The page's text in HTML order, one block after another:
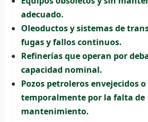
adecuado.
Oleoductos y sistemas de
fugas y fallos continuos.
Refinerías que operan por
capacidad nominal.
Pozos petroleros envejecidos
temporalmente por la falta de
mantenimiento.